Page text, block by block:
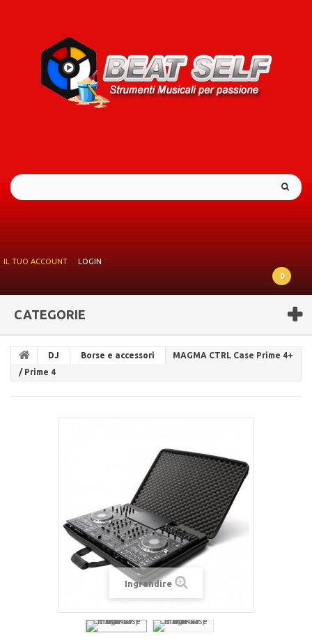
IL TUO ACCOUNT
LOGIN
0
CATEGORIE
DJ Borse e accessori
MAGMA CTRL Case Prime 4+
/ Prime 4
Ingrandire